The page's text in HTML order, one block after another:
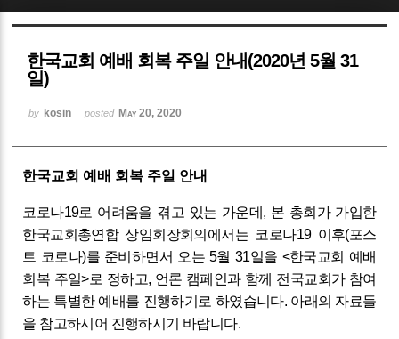
한국교회 예배 회복 주일 안내(2020년 5월 31
일)
by kosin posted May 20, 2020
한국교회 예배 회복 주일 안내
코로나19로 어려움을 겪고 있는 가운데, 본 총회가 가입한
한국교회총연합 상임회장회의에서는 코로나19 이후(포스
트 코로나)를 준비하면서 오는 5월 31일을 <한국교회 예배
회복 주일>로 정하고, 언론 캠페인과 함께 전국교회가 참여
하는 특별한 예배를 진행하기로 하였습니다. 아래의 자료들
을 참고하시어 진행하시기 바랍니다.
Sketchbook5, 스케치북5
Sketchbook5, 스케치북5